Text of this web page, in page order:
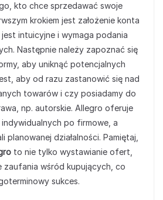
kto chce sprzedawać swoje
krokiem jest założenie konta
intuicyjne i wymaga podania
Następnie należy zapoznać się
aby uniknąć potencjalnych
aby od razu zastanowić się nad
towarów i czy posiadamy do
np. autorskie. Allegro oferuje
po firmowe, a
planowanej działalności. Pamiętaj,
to nie tylko wystawianie ofert,
zaufania wśród kupujących, co
sukces.